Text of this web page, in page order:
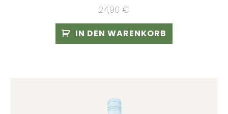
24,90 €
IN DEN WARENKORB